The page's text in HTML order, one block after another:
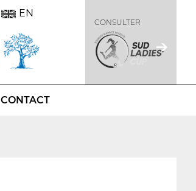
EN
CONSULTER
CONTACT